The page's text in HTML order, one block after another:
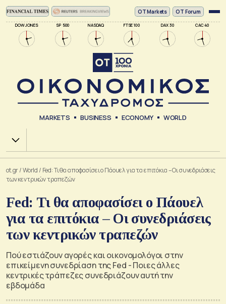
DOW JONES SP 500 NASDAQ FTSE 100 DAX 30 CAC 40
ΟΤ Markets OT Forum
MARKETS BUSINESS ECONOMY WORLD
Χ.Α.
ot.gr/World / Fed: Τι θα αποφασίσει ο Πάουελ για τα επιτόκια – Οι συνεδριάσεις
των κεντρικών τραπεζών
Fed: Τι θα αποφασίσει ο Πάουελ
για τα επιτόκια – Οι συνεδριάσεις
των κεντρικών τραπεζών
Πού εστιάζουν αγορές και οικονομολόγοι στην
επικείμενη συνεδρίαση της Fed - Ποιες άλλες
κεντρικές τράπεζες συνεδριάζουν αυτή την
εβδομάδα